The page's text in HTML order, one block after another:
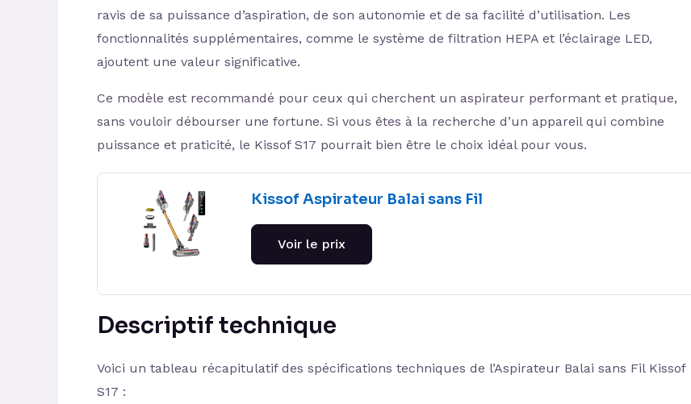
ravis de sa puissance d’aspiration, de son autonomie et de sa facilité d’utilisation. Les
fonctionnalités supplémentaires, comme le système de filtration HEPA et l’éclairage LED,
ajoutent une valeur significative.
Ce modèle est recommandé pour ceux qui cherchent un aspirateur performant et pratique,
sans vouloir débourser une fortune. Si vous êtes à la recherche d’un appareil qui combine
puissance et praticité, le Kissof S17 pourrait bien être le choix idéal pour vous.
Kissof Aspirateur Balai sans Fil
Voir le prix
Descriptif technique
Voici un tableau récapitulatif des spécifications techniques de l’Aspirateur Balai sans Fil Kissof
S17 :